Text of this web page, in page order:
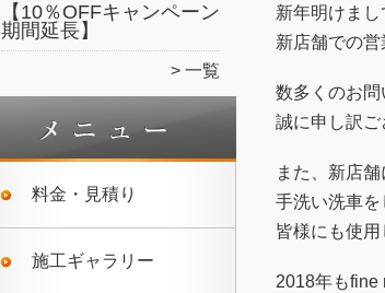
【10％OFFキャンペーン
期間延長】
一覧
料金・見積り
施工ギャラリー
新年明けまし
新店舗での営
数多くのお
誠に申し訳ご
また、新店
手洗い洗車
皆様にも使
2018年もfine